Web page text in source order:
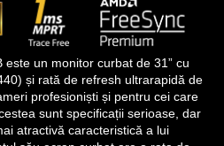
este un monitor curbat de 31” cu
și rată de refresh ultrarapidă de
profesioniști și pentru cei care
sunt specificații serioase, dar
atractivă caracteristică a lui